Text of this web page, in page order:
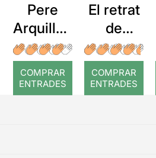
Pere
Arquillué
: Coral
romput
COMPRAR
ENTRADES
El retrat
de
Dorian
Gray
COMPRAR
ENTRADES